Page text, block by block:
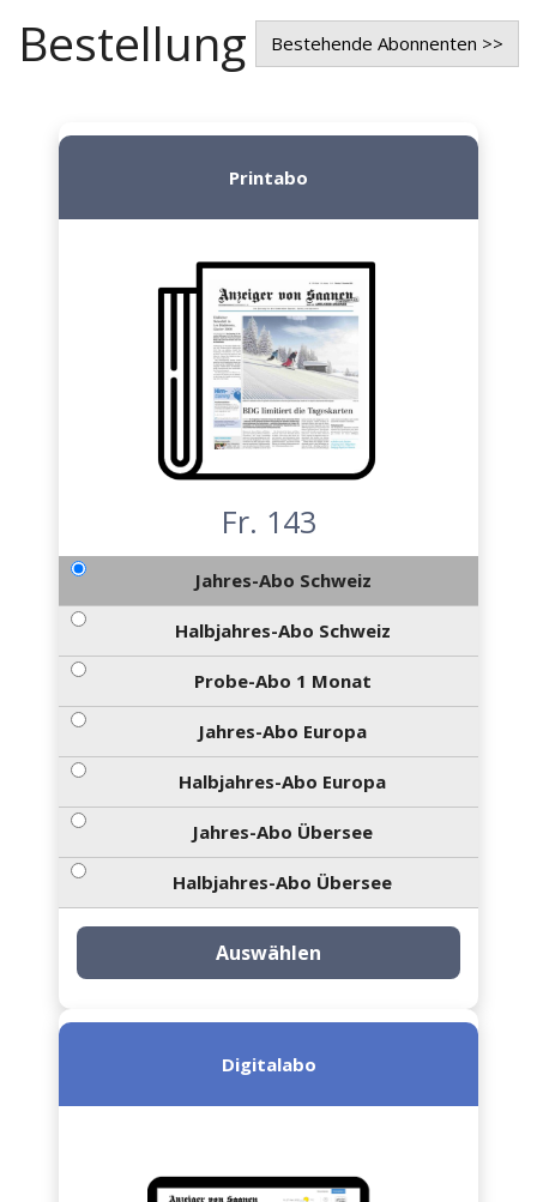
Bestellung Bestehende Abonnenten >>
Printabo
Fr. 143
Jahres-Abo Schweiz
Halbjahres-Abo Schweiz
Probe-Abo 1 Monat
Jahres-Abo Europa
Halbjahres-Abo Europa
Jahres-Abo Übersee
Halbjahres-Abo Übersee
Auswählen
Digitalabo